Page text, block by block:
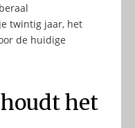
twintig jaar, het
de huidige
het